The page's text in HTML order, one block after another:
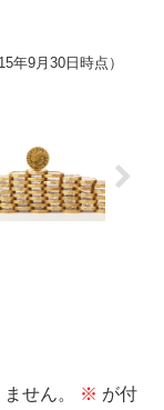
年9月30日時点）
せん。 ※ が付